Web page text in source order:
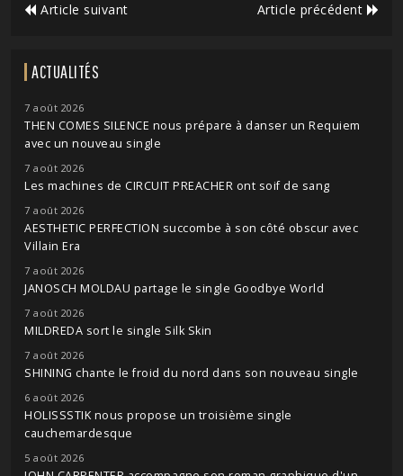
Article suivant Article précédent
ACTUALITÉS
7 août 2026
THEN COMES SILENCE nous prépare à danser un Requiem
avec un nouveau single
7 août 2026
Les machines de CIRCUIT PREACHER ont soif de sang
7 août 2026
AESTHETIC PERFECTION succombe à son côté obscur avec
Villain Era
7 août 2026
JANOSCH MOLDAU partage le single Goodbye World
7 août 2026
MILDREDA sort le single Silk Skin
7 août 2026
SHINING chante le froid du nord dans son nouveau single
6 août 2026
HOLISSSTIK nous propose un troisième single
cauchemardesque
5 août 2026